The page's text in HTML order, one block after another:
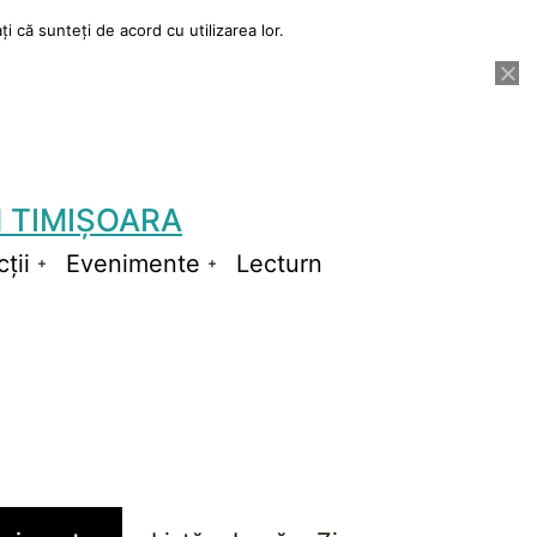
TIMIȘOARA
Deschide
Evenimente
Deschide
Lecturn
că sunteți de acord cu utilizarea lor.